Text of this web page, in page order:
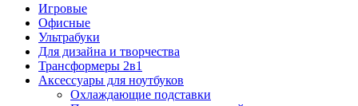
Игровые
Офисные
Ультрабуки
Для дизайна и творчества
Трансформеры 2в1
Аксессуары для ноутбуков
Охлаждающие подставки